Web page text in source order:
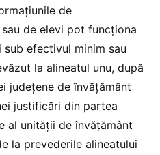
de
de elevi pot funcționa
efectivul minim sau
la alineatul unu, după
județene de învățământ
justificări din partea
al unității de învățământ
la prevederile alineatului